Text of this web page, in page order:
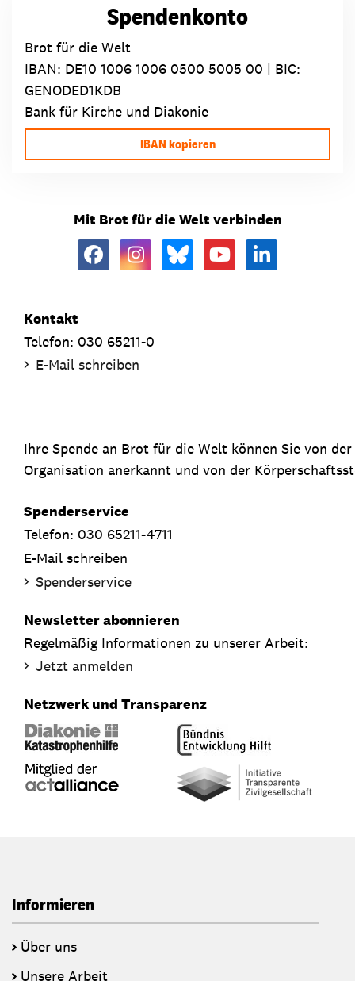
Spendenkonto
Brot für die Welt
IBAN: DE10 1006 1006 0500 5005 00 | BIC:
GENODED1KDB
Bank für Kirche und Diakonie
IBAN kopieren
Mit Brot für die Welt verbinden
Kontakt
Telefon: 030 65211-0
E-Mail schreiben
Ihre Spende an Brot für die Welt können Sie von
Organisation anerkannt und von der
Spenderservice
Telefon: 030 65211-4711
E-Mail schreiben
Spenderservice
Newsletter abonnieren
Regelmäßig Informationen zu unserer Arbeit:
Jetzt anmelden
Netzwerk und Transparenz
Informieren
Über uns
Unsere Arbeit